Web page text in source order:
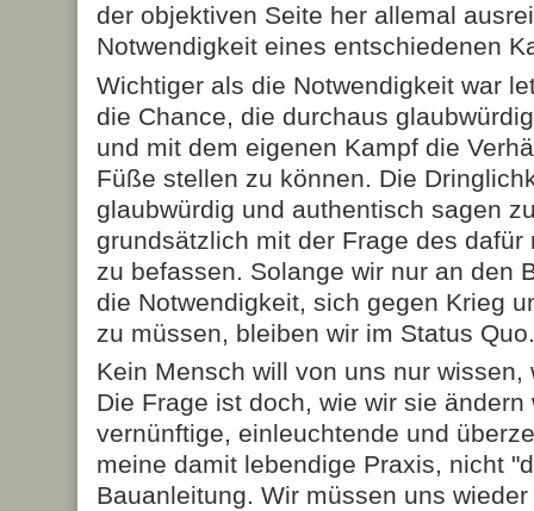
der objektiven Seite her allemal
Notwendigkeit eines entschiedenen
Wichtiger als die Notwendigkeit war
die Chance, die durchaus
und mit dem eigenen Kampf die
Füße stellen zu können. Die
glaubwürdig und authentisch sagen
grundsätzlich mit der Frage des dafür
zu befassen. Solange wir nur an den
die Notwendigkeit, sich gegen Krieg
zu müssen, bleiben wir im Status Quo.
Kein Mensch will von uns nur
Die Frage ist doch, wie wir sie
vernünftige, einleuchtende und
meine damit lebendige Praxis, nicht
Bauanleitung. Wir müssen uns